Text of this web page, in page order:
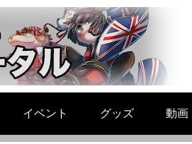
イベント グッズ 動画